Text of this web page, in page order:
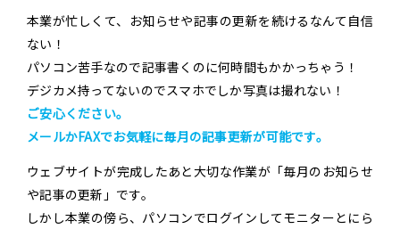
本業が忙しくて、お知らせや記事の更新を続けるなんて自信
ない！
パソコン苦手なので記事書くのに何時間もかかっちゃう！
デジカメ持ってないのでスマホでしか写真は撮れない！
ご安心ください。
メールかFAXでお気軽に毎月の記事更新が可能です。
ウェブサイトが完成したあと大切な作業が「毎月のお知らせ
や記事の更新」です。
しかし本業の傍ら、パソコンでログインしてモニターとにら